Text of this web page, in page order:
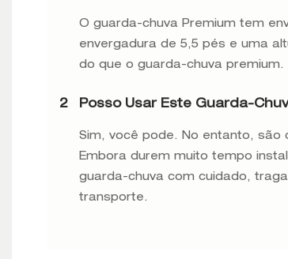
O guarda-chuva Premium tem
envergadura de 5,5 pés e uma
do que o guarda-chuva premium.
2 Posso Usar Este Guarda-
Sim, você pode. No entanto,
Embora durem muito tempo
guarda-chuva com cuidado,
transporte.